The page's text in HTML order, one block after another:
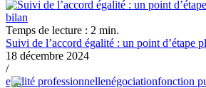
Temps de lecture : 2 min.
Suivi de l’accord égalité : un point d’étape
18 décembre 2024
/
egalité professionnellenégociationfonction